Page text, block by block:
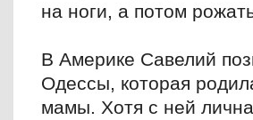
на ноги, а потом
В Америке Савелий
Одессы, которая
мамы. Хотя с ней